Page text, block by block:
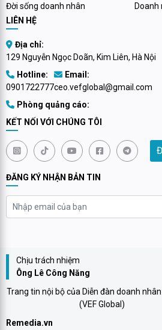
Đời sống doanh nhân
LIÊN HỆ
Địa chỉ:
129 Nguyễn Ngọc Doãn, Kim Liên, Hà Nội
Hotline:
0901722777
Email:
ceo.vefglobal@gmail.com
Phòng quảng cáo:
KẾT NỐI VỚI CHÚNG TÔI
ĐĂNG KÝ NHẬN BẢN TIN
Chịu trách nhiệm
Ông Lê Công Năng
Trang tin nội bộ của Diễn đàn doanh
(VEF Global)
Remedia.vn